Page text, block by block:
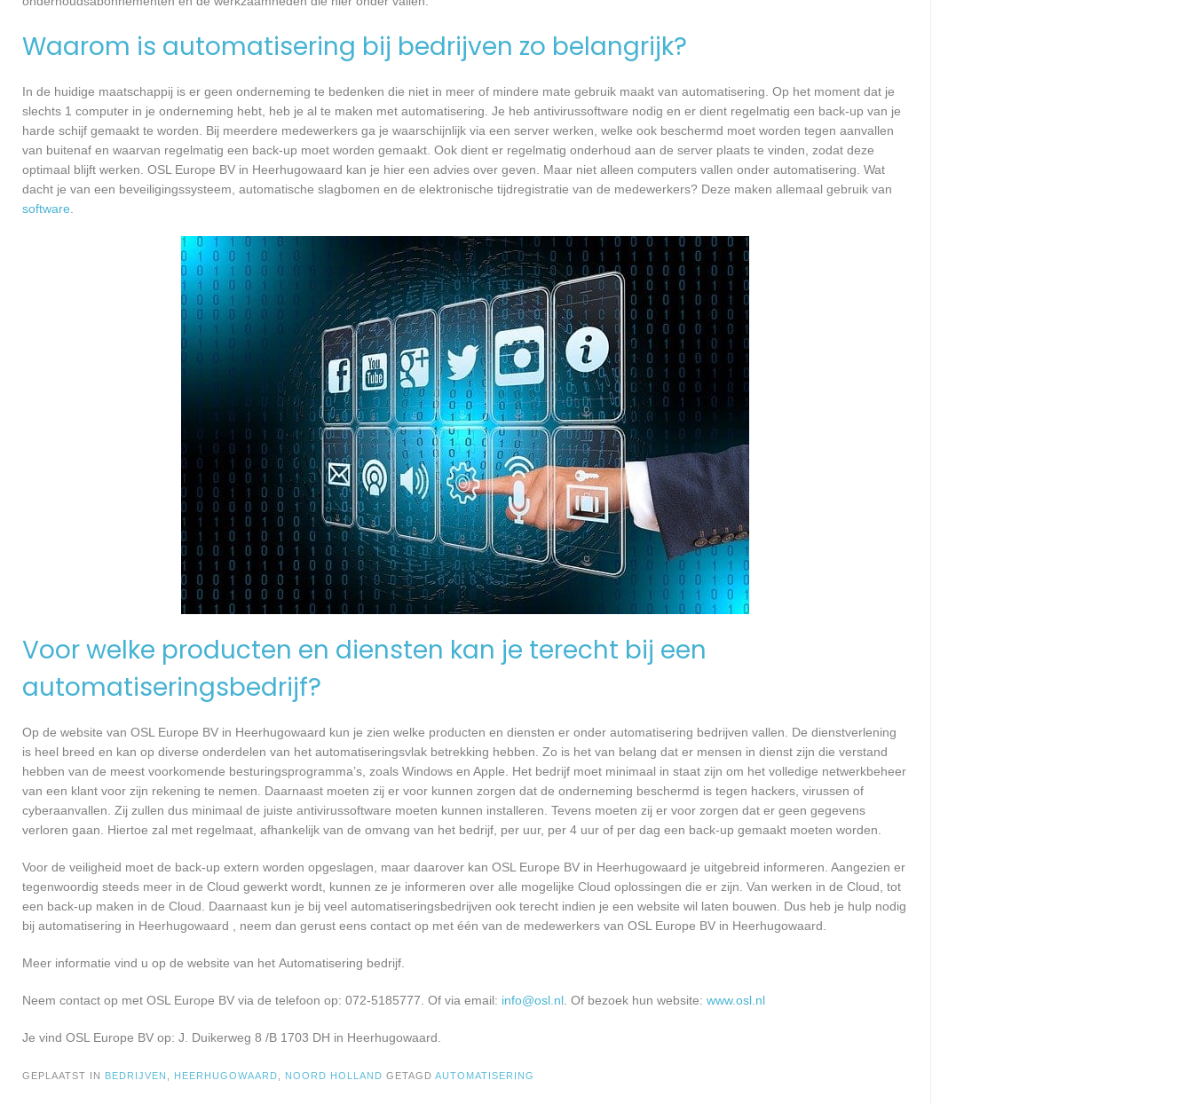
Waarom is automatisering bij bedrijven zo belangrijk?
In de huidige maatschappij is er geen onderneming te bedenken die niet in meer of mindere mate gebruik maakt van automatisering. Op het moment dat je
slechts 1 computer in je onderneming hebt, heb je al te maken met automatisering. Je heb antivirussoftware nodig en er dient regelmatig een back-up van je
harde schijf gemaakt te worden. Bij meerdere medewerkers ga je waarschijnlijk via een server werken, welke ook beschermd moet worden tegen aanvallen
van buitenaf en waarvan regelmatig een back-up moet worden gemaakt. Ook dient er regelmatig onderhoud aan de server plaats te vinden, zodat deze
optimaal blijft werken. OSL Europe BV in Heerhugowaard kan je hier een advies over geven. Maar niet alleen computers vallen onder automatisering. Wat
dacht je van een beveiligingssysteem, automatische slagbomen en de elektronische tijdregistratie van de medewerkers? Deze maken allemaal gebruik van
software
Voor welke producten en diensten kan je terecht bij een
automatiseringsbedrijf?
Op de website van OSL Europe BV in Heerhugowaard kun je zien welke producten en diensten er onder automatisering bedrijven vallen. De dienstverlening
is heel breed en kan op diverse onderdelen van het automatiseringsvlak betrekking hebben. Zo is het van belang dat er mensen in dienst zijn die verstand
hebben van de meest voorkomende besturingsprogramma’s, zoals Windows en Apple. Het bedrijf moet minimaal in staat zijn om het volledige netwerkbeheer
van een klant voor zijn rekening te nemen. Daarnaast moeten zij er voor kunnen zorgen dat de onderneming beschermd is tegen hackers, virussen of
cyberaanvallen. Zij zullen dus minimaal de juiste antivirussoftware moeten kunnen installeren. Tevens moeten zij er voor zorgen dat er geen gegevens
verloren gaan. Hiertoe zal met regelmaat, afhankelijk van de omvang van het bedrijf, per uur, per 4 uur of per dag een back-up gemaakt moeten worden.
Voor de veiligheid moet de back-up extern worden opgeslagen, maar daarover kan OSL Europe BV in Heerhugowaard je uitgebreid informeren. Aangezien er
tegenwoordig steeds meer in de Cloud gewerkt wordt, kunnen ze je informeren over alle mogelijke Cloud oplossingen die er zijn. Van werken in de Cloud, tot
een back-up maken in de Cloud. Daarnaast kun je bij veel automatiseringsbedrijven ook terecht indien je een website wil laten bouwen. Dus heb je hulp nodig
bij automatisering in Heerhugowaard , neem dan gerust eens contact op met één van de medewerkers van OSL Europe BV in Heerhugowaard.
Meer informatie vind u op de website van het Automatisering bedrijf.
Neem contact op met OSL Europe BV via de telefoon op: 072-5185777. Of via email: info@osl.nl . Of bezoek hun website: www.osl.nl
Je vind OSL Europe BV op: J. Duikerweg 8 /B 1703 DH in Heerhugowaard.
GEPLAATST IN BEDRIJVEN HEERHUGOWAARD NOORD HOLLAND GETAGD AUTOMATISERING